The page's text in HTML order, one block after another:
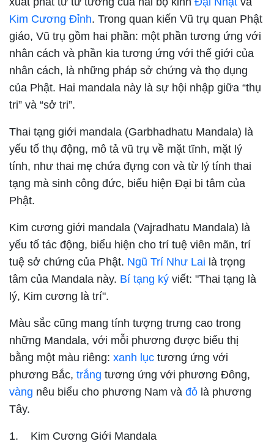
Kim Cương Đỉnh. Trong quan kiến Vũ trụ quan Phật
giáo, Vũ trụ gồm hai phần: một phần tương ứng với
nhân cách và phần kia tương ứng với thế giới của
nhân cách, là những pháp sở chứng và thọ dụng
của Phật. Hai mandala này là sự hội nhập giữa “thụ
tri” và “sở tri”.
Thai tạng giới mandala (Garbhadhatu Mandala) là
yếu tố thụ động, mô tả vũ trụ về mặt tĩnh, mặt lý
tính, như thai mẹ chứa đựng con và từ lý tính thai
tạng mà sinh công đức, biểu hiện Đại bi tâm của
Phật.
Kim cương giới mandala (Vajradhatu Mandala) là
yếu tố tác động, biểu hiện cho trí tuệ viên mãn, trí
tuệ sở chứng của Phật. Ngũ Trí Như Lai là trọng
tâm của Mandala này. Bí tạng ký viết: "Thai tạng là
lý, Kim cương là trí".
Màu sắc cũng mang tính tượng trưng cao trong
những Mandala, với mỗi phương được biểu thị
bằng một màu riêng: xanh lục tương ứng với
phương Bắc, trắng tương ứng với phương Đông,
vàng nêu biểu cho phương Nam và đỏ là phương
Tây.
1. Kim Cương Giới Mandala